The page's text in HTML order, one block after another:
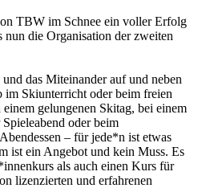
TBW im Schnee ein voller Erfolg
nun die Organisation der zweiten
das Miteinander auf und neben
im Skiunterricht oder beim freien
gelungenen Skitag, bei einem
oder beim
– für jede*n ist etwas
ist ein Angebot und kein Muss. Es
als auch einen Kurs für
lizenzierten und erfahrenen